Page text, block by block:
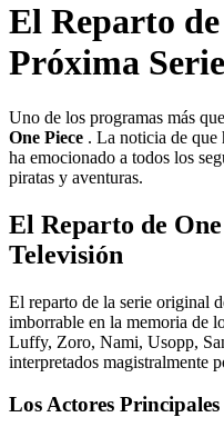
El Reparto
Próxima
Uno de los programas más
One Piece . La noticia de que
ha emocionado a todos los
piratas y aventuras.
El Reparto de
Televisión
El reparto de la serie original
imborrable en la memoria de
Luffy, Zoro, Nami, Usopp,
interpretados magistralmente
Los Actores Principales